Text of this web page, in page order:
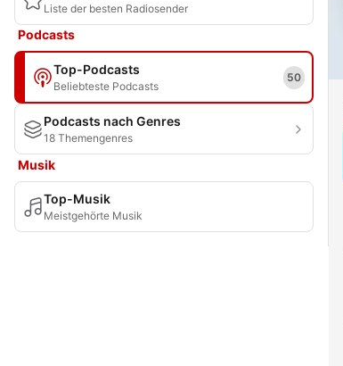
Liste der besten Radiosender
Podcasts
Top-Podcasts
Beliebteste Podcasts
50
Podcasts nach Genres
18 Themengenres
Musik
Top-Musik
Meistgehörte Musik